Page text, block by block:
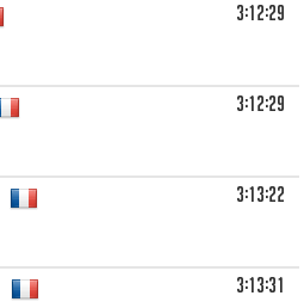
3:12:29
3:12:29
3:13:22
3:13:31